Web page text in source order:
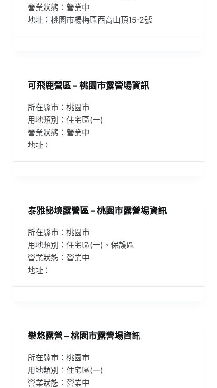
營業狀態：營業中
地址：桃園市楊梅區西高山頂15-2號
可飛鹿營區 – 桃園市露營場資訊
所在縣市：桃園市
用地類別：住宅區(一)
營業狀態：營業中
地址：
泰雅秘境露營區 – 桃園市露營場資訊
所在縣市：桃園市
用地類別：住宅區(一)、保護區
營業狀態：營業中
地址：
樂悠露營 – 桃園市露營場資訊
所在縣市：桃園市
用地類別：住宅區(一)
營業狀態：營業中